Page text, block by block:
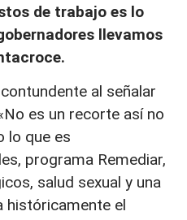
de trabajo es lo
llevamos
al señalar
es un recorte así no
lo que es
programa Remediar,
salud sexual y una
históricamente el